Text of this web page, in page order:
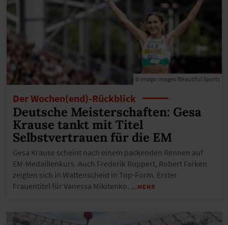
© imago images/Beautiful Sports
Der Wochen(end)-Rückblick
Deutsche Meisterschaften: Gesa
Krause tankt mit Titel
Selbstvertrauen für die EM
Gesa Krause scheint nach einem packenden Rennen auf
EM-Medaillenkurs. Auch Frederik Ruppert, Robert Farken
zeigten sich in Wattenscheid in Top-Form. Erster
Frauentitel für Vanessa Mikitenko. …MEHR